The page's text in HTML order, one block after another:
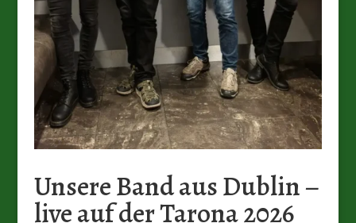
Unsere Band aus Dublin –
live auf der Tarona 2026